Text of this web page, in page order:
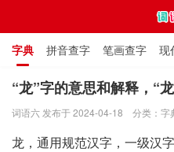
字典 拼音查字 笔画查字 现
通用规范汉字表 叠字大全 独
“龙”字的意思和解释，“
词语六 发布于 2024-04-18 分类： 字
龙，通用规范汉字，一级汉